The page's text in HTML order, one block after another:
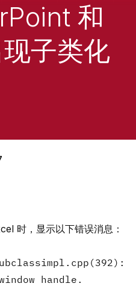
和
子类化
时，显示以下错误消息：
handle.